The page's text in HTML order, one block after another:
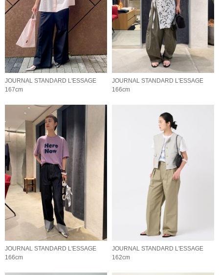
JOURNAL STANDARD L'ESSAGE
167cm
JOURNAL STANDARD L'ESSAGE
166cm
JOURNAL STANDARD L'ESSAGE
166cm
JOURNAL STANDARD L'ESSAGE
162cm